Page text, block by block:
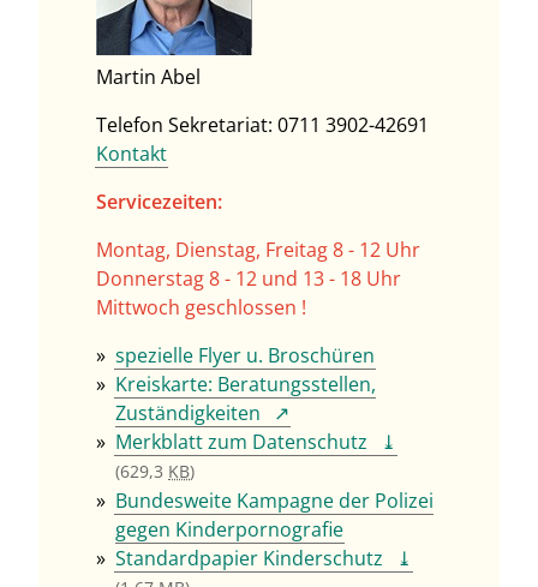
Martin Abel
Telefon Sekretariat: 0711 3902-42691
Kontakt
Servicezeiten:
Montag, Dienstag, Freitag 8 - 12 Uhr
Donnerstag 8 - 12 und 13 - 18 Uhr
Mittwoch geschlossen !
spezielle Flyer u. Broschüren
Kreiskarte: Beratungsstellen,
Zuständigkeiten
Merkblatt zum Datenschutz
(629,3 KB)
Bundesweite Kampagne der Polizei
gegen Kinderpornografie
Standardpapier Kinderschutz